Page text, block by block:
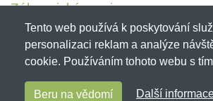
Zpráva*
Zákaznický servis
Novinky emailem
Copyright © 2007-2026 (19 let s vámi)
Tento web používá k poskytování
personalizaci reklam a analýze
cookie. Používáním tohoto webu s
Beru na vědomí Další